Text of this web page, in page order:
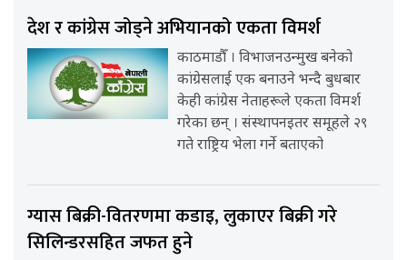
देश र कांग्रेस जोड्ने अभियानको एकता विमर्श
काठमाडौँ । विभाजनउन्मुख बनेको
कांग्रेसलाई एक बनाउने भन्दै बुधबार
केही कांग्रेस नेताहरूले एकता विमर्श
गरेका छन् । संस्थापनइतर समूहले २९
गते राष्ट्रिय भेला गर्ने बताएको
ग्यास बिक्री-वितरणमा कडाइ, लुकाएर बिक्री गरे
सिलिन्डरसहित जफत हुने